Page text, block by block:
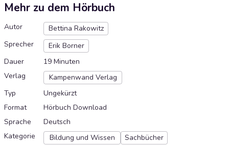
Mehr zu dem Hörbuch
Autor
Bettina Rakowitz
Sprecher
Erik Borner
Dauer
19 Minuten
Verlag
Kampenwand Verlag
Typ
Ungekürzt
Format
Hörbuch Download
Sprache
Deutsch
Kategorie
Bildung und Wissen Sachbücher